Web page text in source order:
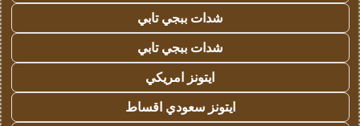
شدات ببجي تابي
شدات ببجي تابي
ايتونز امريكي
ايتونز سعودي اقساط